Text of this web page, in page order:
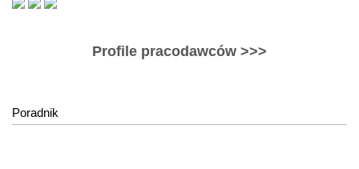
Profile pracodawców >>>
Poradnik